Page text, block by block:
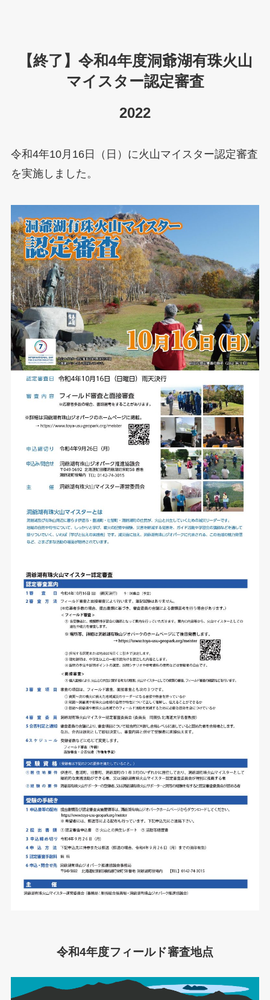
【終了】令和4年度洞爺湖有珠火山
マイスター認定審査
2022
令和4年10月16日（日）に火山マイスター認定審査
を実施しました。
令和4年度フィールド審査地点